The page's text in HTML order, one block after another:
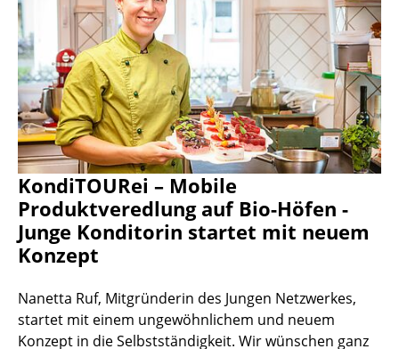
KondiTOURei – Mobile
Produktveredlung auf Bio-Höfen -
Junge Konditorin startet mit neuem
Konzept
Nanetta Ruf, Mitgründerin des Jungen Netzwerkes,
startet mit einem ungewöhnlichem und neuem
Konzept in die Selbstständigkeit. Wir wünschen ganz